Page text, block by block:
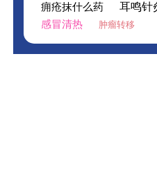
痈疮抹什么药 耳鸣针
感冒清热 肿瘤转移